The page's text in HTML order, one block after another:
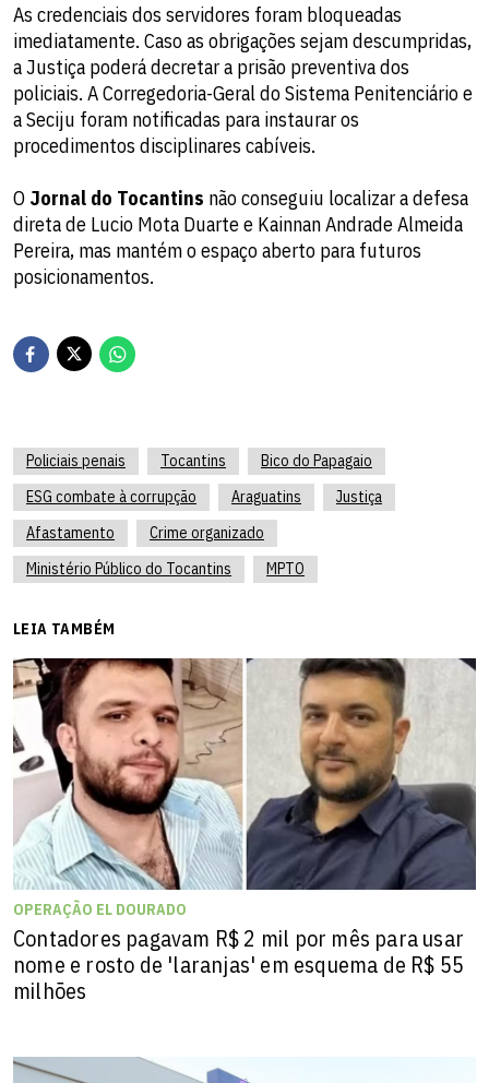
As credenciais dos servidores foram bloqueadas
imediatamente. Caso as obrigações sejam descumpridas,
a Justiça poderá decretar a prisão preventiva dos
policiais. A Corregedoria-Geral do Sistema Penitenciário e
a Seciju foram notificadas para instaurar os
procedimentos disciplinares cabíveis.
O Jornal do Tocantins não conseguiu localizar a defesa
direta de Lucio Mota Duarte e Kainnan Andrade Almeida
Pereira, mas mantém o espaço aberto para futuros
posicionamentos.
Policiais penais Tocantins
Bico do Papagaio
ESG combate à corrupção
Araguatins
Justiça
Afastamento
Crime organizado
Ministério Público do Tocantins
MPTO
LEIA TAMBÉM
OPERAÇÃO EL DOURADO
Contadores pagavam R$ 2 mil por mês para usar
nome e rosto de 'laranjas' em esquema de R$ 55
milhões